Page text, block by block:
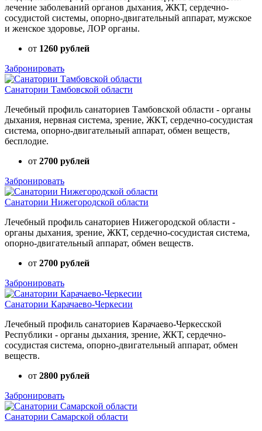
лечение заболеваний органов дыхания, ЖКТ, сердечно-
сосудистой системы, опорно-двигательный аппарат, мужское
и женское здоровье, ЛОР органы.
от 1260 рублей
Забронировать
Санатории Тамбовской области
Лечебный профиль санаториев Тамбовской области - органы
дыхания, нервная система, зрение, ЖКТ, сердечно-сосудистая
система, опорно-двигательный аппарат, обмен веществ,
бесплодие.
от 2700 рублей
Забронировать
Санатории Нижегородской области
Лечебный профиль санаториев Нижегородской области -
органы дыхания, зрение, ЖКТ, сердечно-сосудистая система,
опорно-двигательный аппарат, обмен веществ.
от 2700 рублей
Забронировать
Санатории Карачаево-Черкесии
Лечебный профиль санаториев Карачаево-Черкесской
Республики - органы дыхания, зрение, ЖКТ, сердечно-
сосудистая система, опорно-двигательный аппарат, обмен
веществ.
от 2800 рублей
Забронировать
Санатории Самарской области